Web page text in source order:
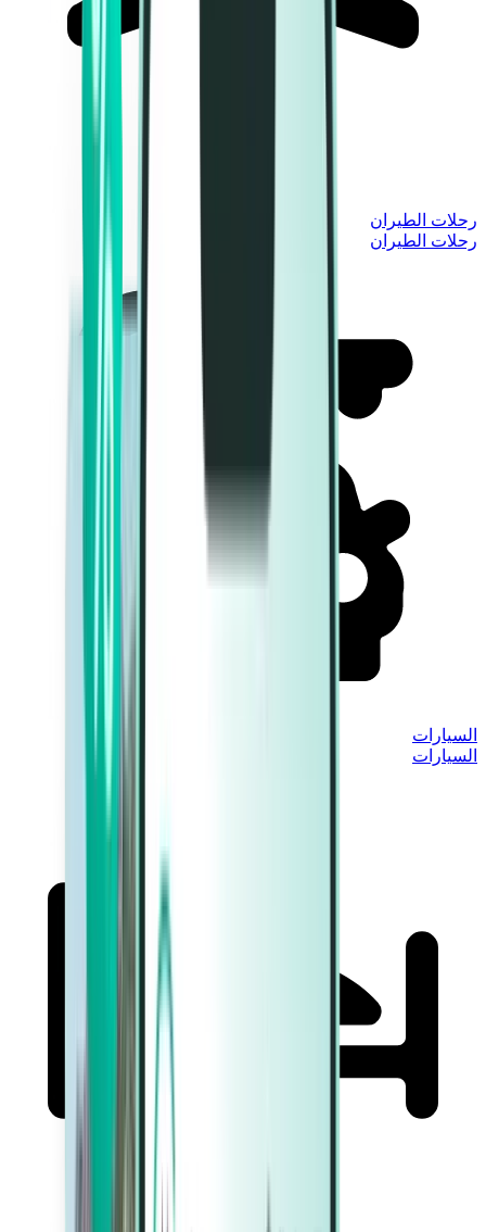
رحلات الطيران
رحلات الطيران
السيارات
السيارات